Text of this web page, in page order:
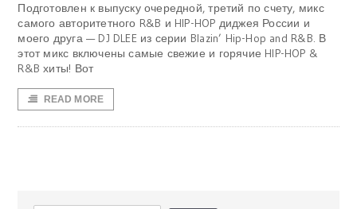
Подготовлен к выпуску очередной, третий по счету, микс
самого авторитетного R&B и HIP-HOP диджея России и
моего друга — DJ DLEE из серии Blazin’ Hip-Hop and R&B. В
этот микс включены самые свежие и горячие HIP-HOP &
R&B хиты! Вот
READ MORE